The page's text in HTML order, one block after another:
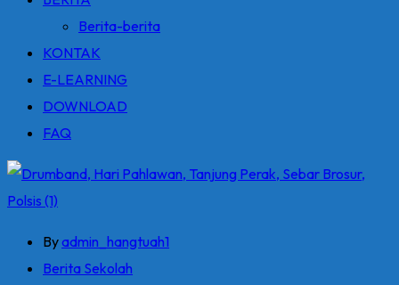
Berita-berita
KONTAK
E-LEARNING
DOWNLOAD
FAQ
Byadmin_hangtuah1
Berita Sekolah